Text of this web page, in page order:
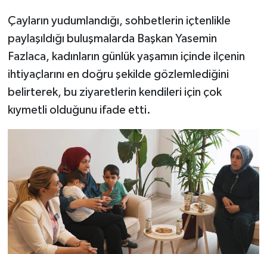
Çayların yudumlandığı, sohbetlerin içtenlikle
paylaşıldığı buluşmalarda Başkan Yasemin
Fazlaca, kadınların günlük yaşamın içinde ilçenin
ihtiyaçlarını en doğru şekilde gözlemlediğini
belirterek, bu ziyaretlerin kendileri için çok
kıymetli olduğunu ifade etti.